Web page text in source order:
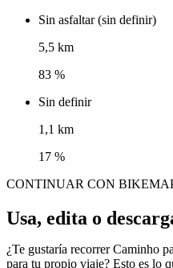
Sin asfaltar (sin definir)
5,5 km
83 %
Sin definir
1,1 km
17 %
CONTINUAR CON
Usa, edita o
¿Te gustaría recorrer Caminho
para tu propio viaje? Esto es lo